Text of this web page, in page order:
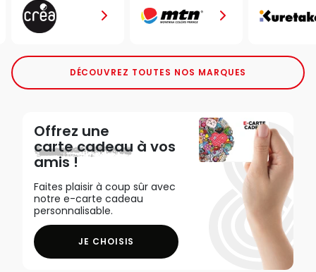
DÉCOUVREZ TOUTES NOS MARQUES
Offrez une
carte cadeau à vos
amis !
Faites plaisir à coup sûr avec
notre e-carte cadeau
personnalisable.
JE CHOISIS